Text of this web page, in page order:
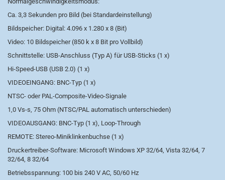
Ca. 3,3 Sekunden pro Bild (bei Standardeinstellung)
Bildspeicher: Digital: 4.096 x 1.280 x 8 (Bit)
Video: 10 Bildspeicher (850 k x 8 Bit pro Vollbild)
Schnittstelle: USB-Anschluss (Typ A) für USB-Sticks (1 x)
Hi-Speed-USB (USB 2.0) (1 x)
VIDEOEINGANG: BNC-Typ (1 x)
NTSC- oder PAL-Composite-Video-Signale
1,0 Vs-s, 75 Ohm (NTSC/PAL automatisch unterschieden)
VIDEOAUSGANG: BNC-Typ (1 x), Loop-Through
REMOTE: Stereo-Miniklinkenbuchse (1 x)
Druckertreiber-Software: Microsoft Windows XP 32/64, Vista 32/64, 7
32/64, 8 32/64
Betriebsspannung: 100 bis 240 V AC, 50/60 Hz